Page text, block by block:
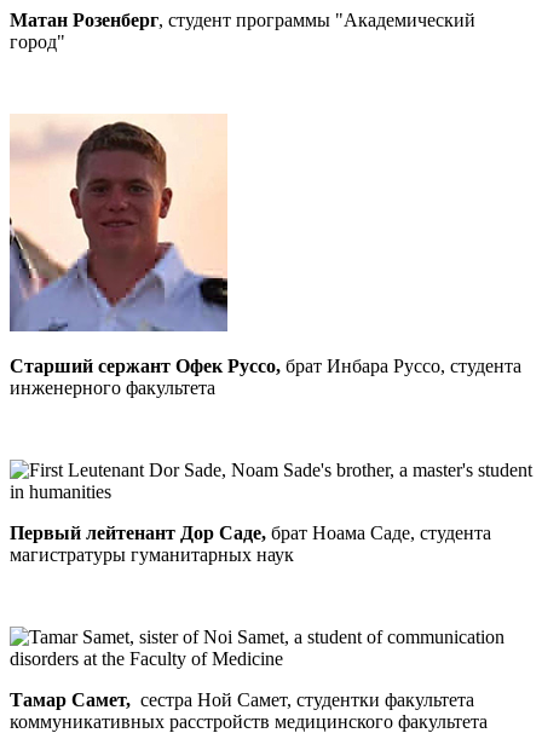
Матан Розенберг, студент программы "Академический
город"
Старший сержант Офек Руссо, брат Инбара Руссо, студента
инженерного факультета
Первый лейтенант Дор Саде, брат Ноама Саде, студента
магистратуры гуманитарных наук
Тамар Самет, сестра Ной Самет, студентки факультета
коммуникативных расстройств медицинского факультета